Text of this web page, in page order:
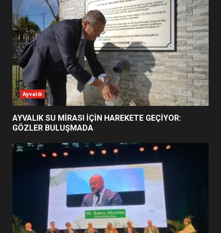
1
AYVALIK SU MİRASI İÇİN
HAREKETE GEÇİYOR: GÖZLER
BULUŞMADA
2
ESA 2026’DA TÜRK BAHARATI
NEYİ TEMSİL ETTİ?
EİB’DE KRİTİK ATAMA:
SÜRDÜRÜLEBİLİRLİKTE NE
DEĞİŞECEK?
EDREMİT’İN GURURU TÜRKİYE
FİNALİNDE NE BAŞARDI?
Ayvalık
AYVALIK SU MİRASI İÇİN HAREKETE GEÇİYOR:
GÖZLER BULUŞMADA